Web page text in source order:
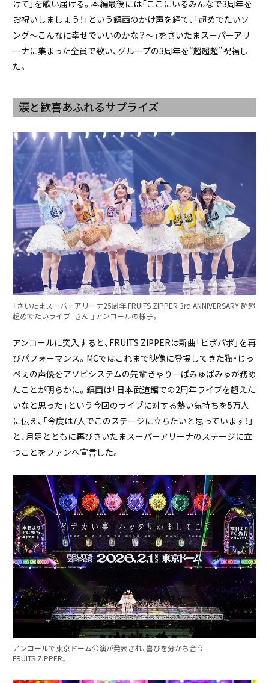
けて」を歌い届ける。本編最後には「ここにいるみんなで3周年を
お祝いしましょう！」という鎮西のかけ声を経て、「超めでたいソ
ング～こんなに幸せでいいのかな？～」をさいたまスーパーアリ
ーナに集まった全員で歌い、グループの3周年を“超超超”祝福し
た。
涙と歓喜あふれるサプライズ
「さいたまスーパーアリーナ25周年 FRUITS ZIPPER 3rd ANNIVERSARY 超超
超めでたいライブ -さん-」アンコールの様子。
アンコールに突入すると、FRUITS ZIPPERは新曲「ピポパポ」を再
びパフォーマンス。MCではこれまで映像に登場してきた猫・じっ
ぺぇの声優をアソビシステムの先輩きゃりーぱみゅぱみゅが務め
たことが明らかに。鎮西は「日本武道館での2周年ライブを超えた
いなと思った」という今回のライブに対する熱い気持ちを5万人
に伝え、「今度は7人でこのステージに立ちたいと思っています！」
と、月足とともに再びさいたまスーパーアリーナのステージに立
つことをファンへ宣言した。
アンコールで東京ドーム公演が発表され、喜びを分かち合う
FRUITS ZIPPER。